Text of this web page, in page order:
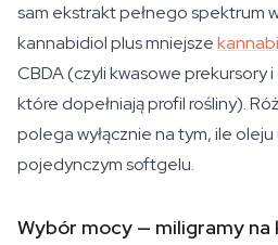
sam ekstrakt pełnego spektrum
kannabidiol plus mniejsze
CBDA (czyli kwasowe prekursory
które dopełniają profil rośliny).
polega wyłącznie na tym, ile
pojedynczym softgelu.
Wybór mocy — miligramy na